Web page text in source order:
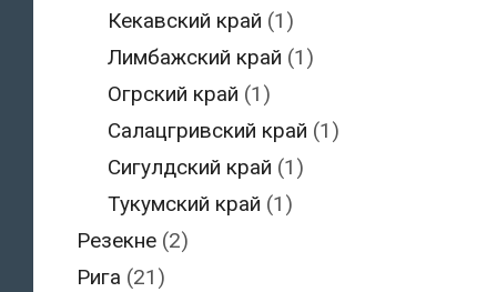
Кекавский край (1)
Лимбажский край (1)
Огрский край (1)
Салацгривский край (1)
Сигулдский край (1)
Тукумский край (1)
Резекне(2)
Рига (21)